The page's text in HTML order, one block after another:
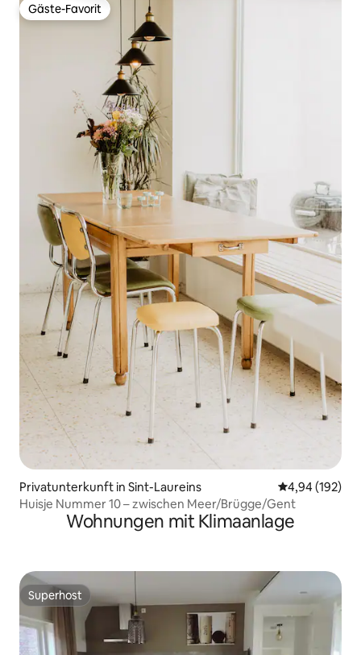
Gäste-Favorit
Gäste-Favorit
Privatunterkunft in Sint-Laureins
4,94 (192)
Huisje Nummer 10 – zwischen Meer/Brügge/Gent
Wohnungen mit Klimaanlage
Superhost
Superhost